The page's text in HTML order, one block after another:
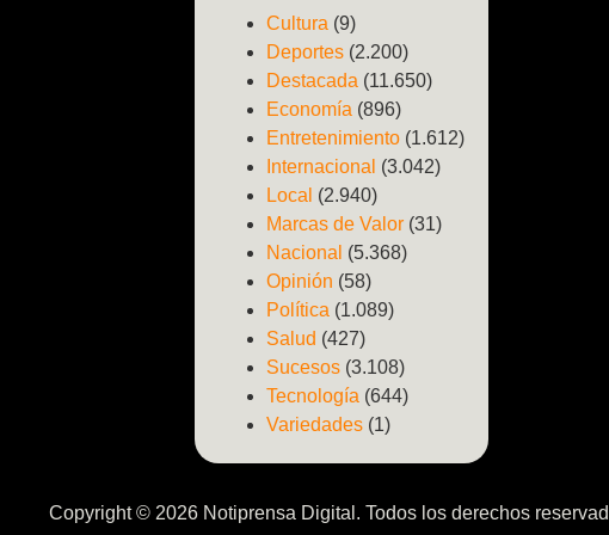
Cultura (9)
Deportes(2.200)
Destacada (11.650)
Economía (896)
Entretenimiento(1.612)
Internacional (3.042)
Local (2.940)
Marcas de Valor(31)
Nacional (5.368)
Opinión (58)
Política (1.089)
Salud (427)
Sucesos(3.108)
Tecnología (644)
Variedades(1)
Copyright © 2026 Notiprensa Digital. Todos los derechos